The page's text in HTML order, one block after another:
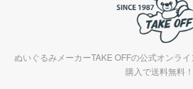
ぬいぐるみメーカーTAKE OFFの公式オンラ
購入で送料無料！